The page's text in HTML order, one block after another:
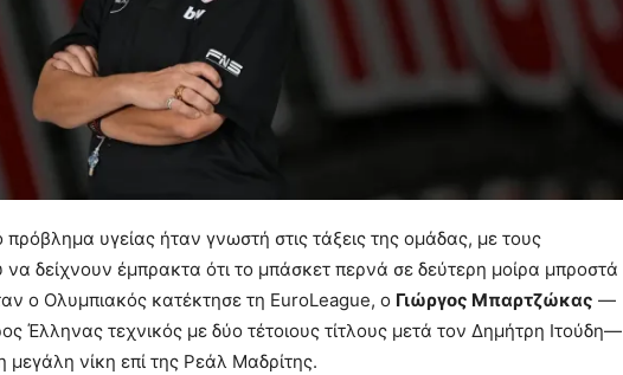
υγείας ήταν γνωστή στις τάξεις της ομάδας, με τους
δείχνουν έμπρακτα ότι το μπάσκετ περνά σε δεύτερη μοίρα μπροστά
ο Ολυμπιακός κατέκτησε τη EuroLeague, ο Γιώργος Μπαρτζώκας —
Έλληνας τεχνικός με δύο τέτοιους τίτλους μετά τον Δημήτρη Ιτούδη—
μεγάλη νίκη επί της Ρεάλ Μαδρίτης.